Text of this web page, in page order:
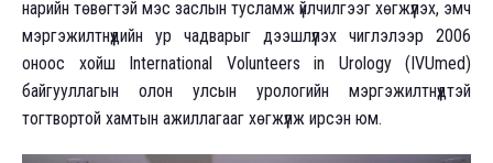
нарийн төвөгтэй мэс заслын тусламж үйлчилгээг хөгжүүлэх, эмч
мэргэжилтнүүдийн ур чадварыг дээшлүүлэх чиглэлээр 2006
оноос хойш International Volunteers in Urology (IVUmed)
байгууллагын олон улсын урологийн мэргэжилтнүүдтэй
тогтвортой хамтын ажиллагааг хөгжүүлж ирсэн юм.